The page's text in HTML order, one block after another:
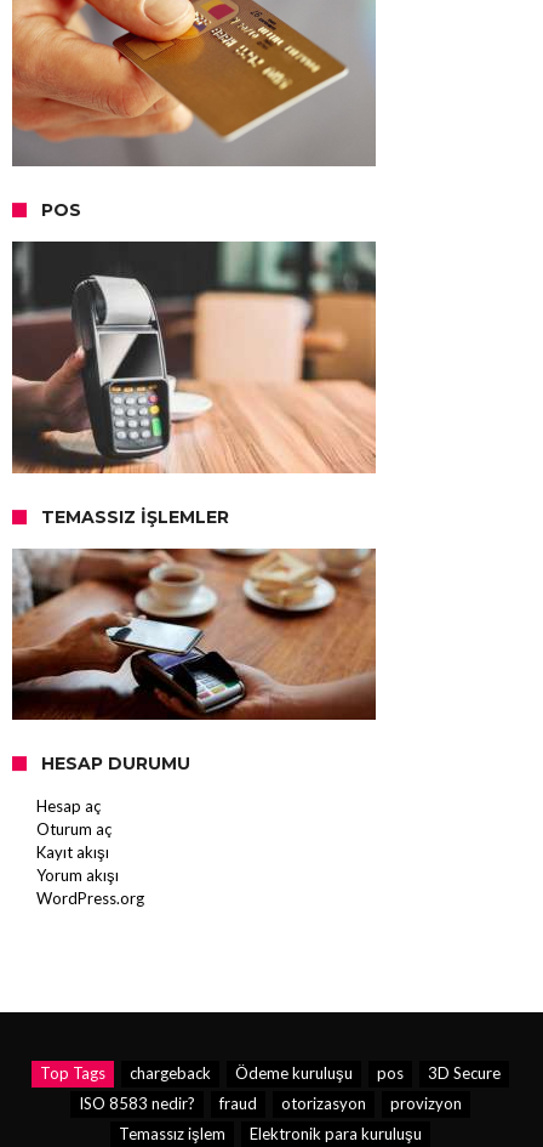
POS
TEMASSIZ İŞLEMLER
HESAP DURUMU
Hesap aç
Oturum aç
Kayıt akışı
Yorum akışı
WordPress.org
Top Tags chargeback Ödeme kuruluşu pos
3D Secure
ISO 8583 nedir?
fraud otorizasyon
provizyon
Temassız işlem
Elektronik para kuruluşu